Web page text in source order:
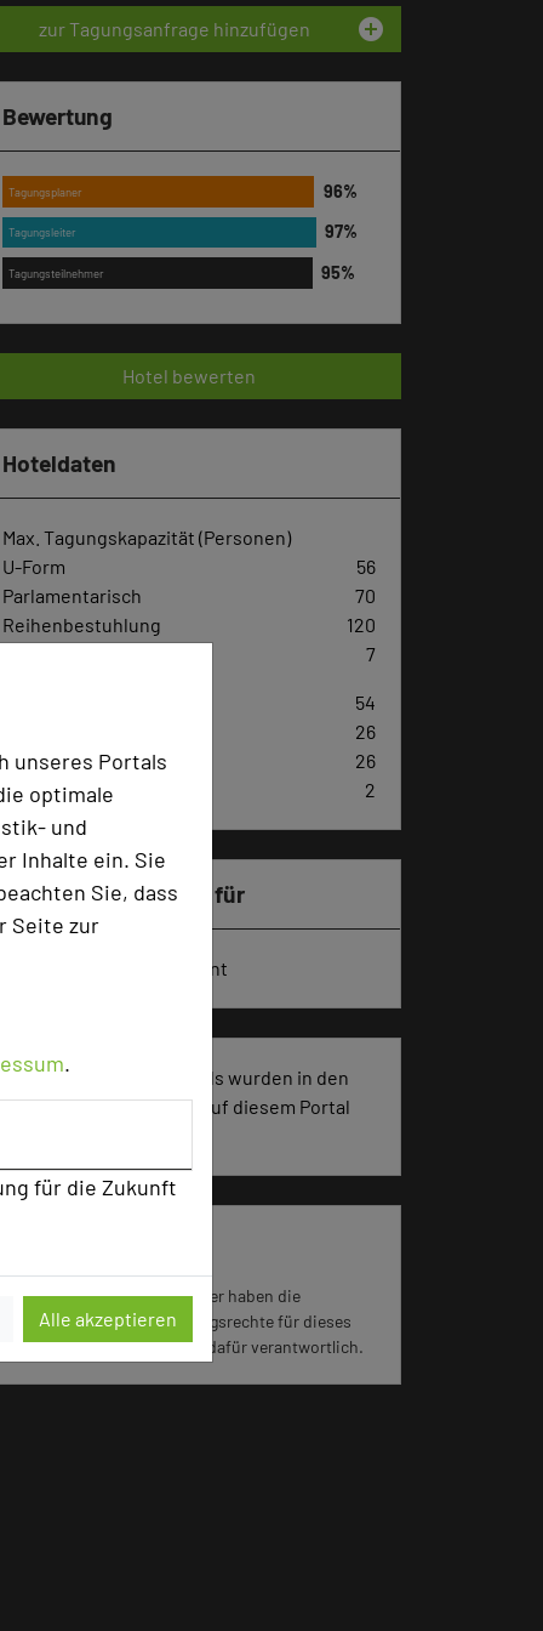
unseres Portals
optimale
und
Inhalte ein. Sie
Sie, dass
Seite zur
.
für die Zukunft
Alle akzeptieren
zur Tagungsanfrage hinzufügen add_circle
Bewertung
Tagungsplaner
Tagungsleiter
Tagungsteilnehmer
Hotel bewerten
Hoteldaten
Max. Tagungskapazität (Personen)
U-Form
56
Parlamentarisch
70
Reihenbestuhlung
120
7
54
26
Einzelzimmer
26
Juniorsuiten
2
Besonders geeignet für
Seminar, Konferenz, Event
2449 Seiten dieses Hotels wurden in den
vergangenen 30 Tagen auf diesem Portal
Für die Verwendung der Bilder haben die
jeweiligen Hotels die Nutzungsrechte für dieses
Portal eingeräumt und sind dafür verantwortlich.